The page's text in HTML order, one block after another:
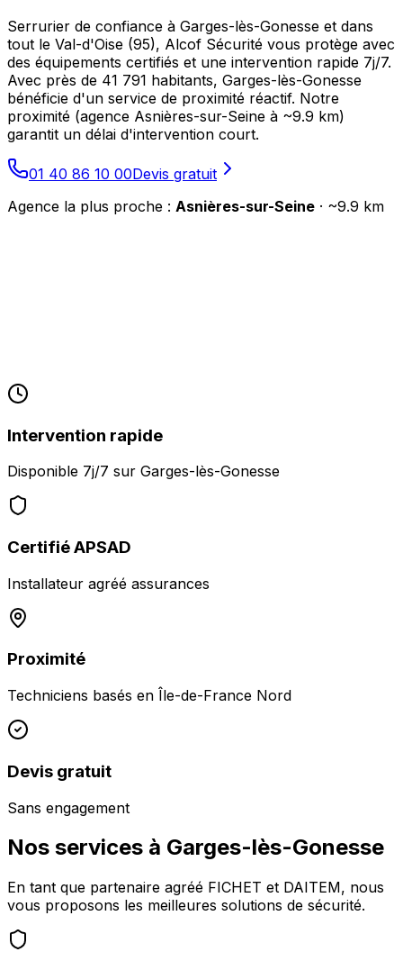
Serrurier de confiance à Garges-lès-Gonesse et dans
tout le Val-d'Oise (95), Alcof Sécurité vous protège avec
des équipements certifiés et une intervention rapide 7j/7.
Avec près de 41 791 habitants, Garges-lès-Gonesse
bénéficie d'un service de proximité réactif. Notre
proximité (agence Asnières-sur-Seine à ~9.9 km)
garantit un délai d'intervention court.
01 40 86 10 00Devis gratuit
Agence la plus proche : Asnières-sur-Seine · ~9.9 km
Intervention rapide
Disponible 7j/7 sur Garges-lès-Gonesse
Certifié APSAD
Installateur agréé assurances
Proximité
Techniciens basés en Île-de-France Nord
Devis gratuit
Sans engagement
Nos services à Garges-lès-Gonesse
En tant que partenaire agréé FICHET et DAITEM, nous
vous proposons les meilleures solutions de sécurité.